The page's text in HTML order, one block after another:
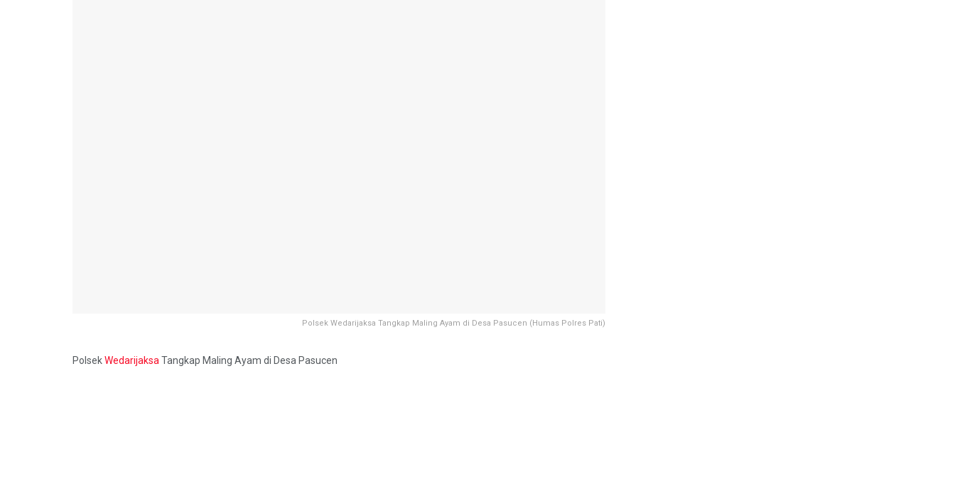
Polsek Wedarijaksa Tangkap Maling Ayam di Desa Pasucen (Humas Polres Pati)
PolsekWedarijaksa Tangkap Maling Ayam di Desa Pasucen